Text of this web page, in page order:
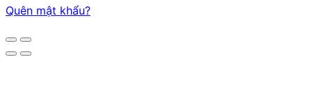
Quên mật khẩu?